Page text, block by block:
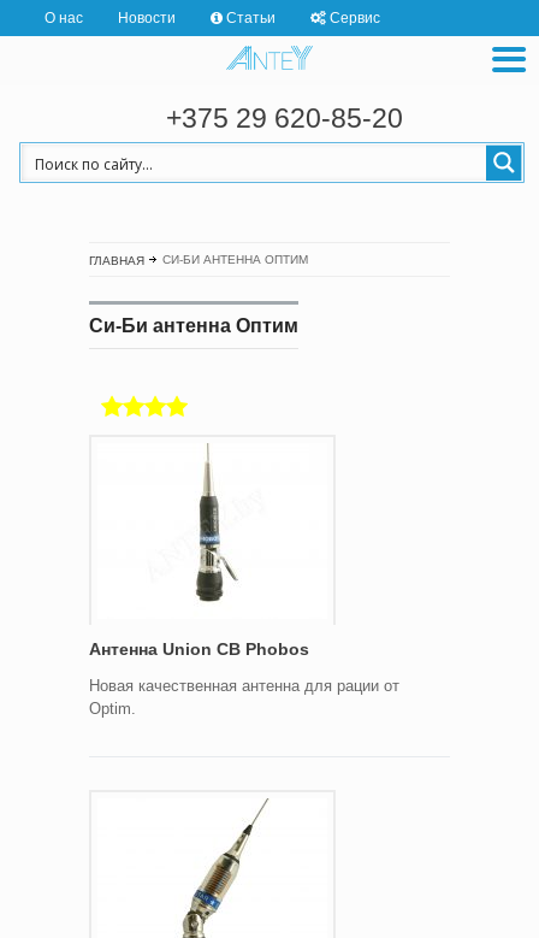
О нас Новости Статьи Сервис
+375 29 620-85-20
ГЛАВНАЯ СИ-БИ АНТЕННА ОПТИМ
Си-Би антенна Оптим
Антенна Union CB Phobos
Новая качественная антенна для рации от
Optim.